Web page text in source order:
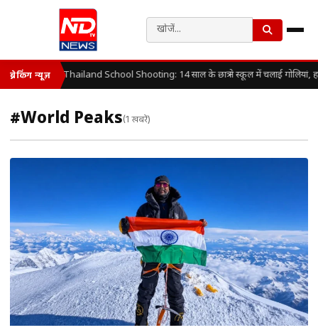
ब्रेकिंग न्यूज़ Thailand School Shooting: 14 साल के छात्र ने स्कूल में चलाई गोलियां,
#World Peaks(1 खबरें)